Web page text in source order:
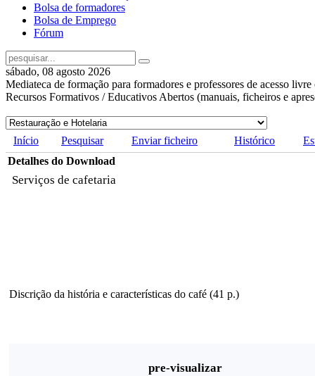
Bolsa de formadores
Bolsa de Emprego
Fórum
sábado, 08 agosto 2026
Mediateca de formação para formadores e professores de acesso
Recursos Formativos / Educativos Abertos (manuais, ficheiros e
Início Pesquisar Enviar ficheiro Histórico
Detalhes do Download
Serviços de cafetaria
Discrição da história e características do café (41 p.)
pre-visualizar